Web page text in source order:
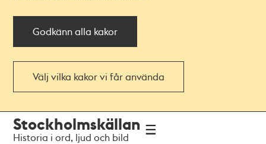
Godkänn alla kakor
Välj vilka kakor vi får använda
navigationen
huvudinnehållet
Stockholmskällan
Historia i ord, ljud och bild